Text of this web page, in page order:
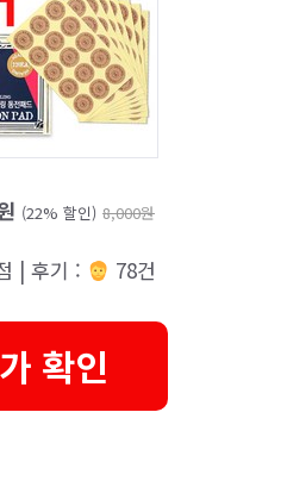
(22% 할인) 8,000원
| 후기 : 78건
확인